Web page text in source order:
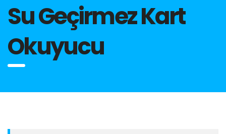
Su Geçirmez Kart
Okuyucu